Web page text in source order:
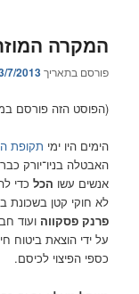
המקרה
פורסם בתאריך7/2013
(הפוסט הזה פורסם
הימים היו ימי תקופת
האבטלה בניו־יורק
אנשים עשו הכל כדי
לא חוקי קטן בשכונת
פרנק פסקווה ועוד
על ידי הוצאת ביטוח
כספי הפיצוי לכיסם.